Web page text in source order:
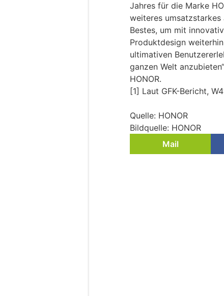
Jahres für die Marke
weiteres
Bestes, um mit
Produktdesign
ultimativen
ganzen Welt
HONOR.
[1] Laut GFK-Bericht,
Quelle: HONOR
Bildquelle: HONOR
Mail